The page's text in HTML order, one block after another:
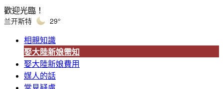
歡迎光臨！
兰开斯特 29°
相親知識
娶大陸新娘需知
娶大陸新娘費用
媒人的話